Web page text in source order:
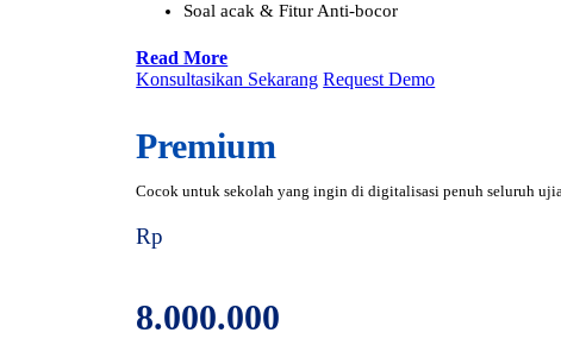
Soal acak & Fitur Anti-bocor
Read More
Konsultasikan Sekarang Request Demo
Premium
Cocok untuk sekolah yang ingin di digitalisasi penuh seluruh
Rp
8.000.000